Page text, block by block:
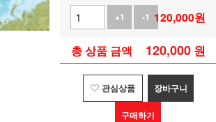
+1
-1 120,000원
총 상품 금액 120,000 원
관심상품 장바구니
구매하기